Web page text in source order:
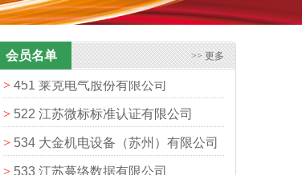
会员名单 >> 更多
> 530 苏州工业园区雅式汽车零部件有
限公司
> 528 苏州数弘智能科技有限公司
> 451 莱克电气股份有限公司
> 522 江苏微标标准认证有限公司
> 534 大金机电设备（苏州）有限公司
> 533 江苏蔓络数据有限公司